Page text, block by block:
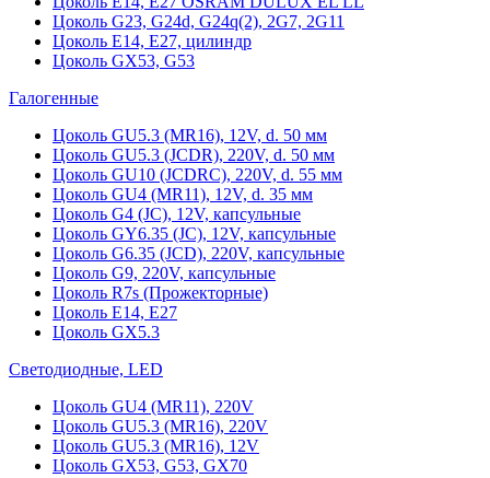
Цоколь G23, G24d, G24q(2), 2G7, 2G11
Цоколь Е14, Е27, цилиндр
Цоколь GX53, G53
Галогенные
Цоколь GU5.3 (MR16), 12V, d. 50 мм
Цоколь GU5.3 (JCDR), 220V, d. 50 мм
Цоколь GU10 (JCDRC), 220V, d. 55 мм
Цоколь GU4 (MR11), 12V, d. 35 мм
Цоколь G4 (JC), 12V, капсульные
Цоколь GY6.35 (JC), 12V, капсульные
Цоколь G6.35 (JCD), 220V, капсульные
Цоколь G9, 220V, капсульные
Цоколь R7s (Прожекторные)
Цоколь E14, E27
Цоколь GX5.3
Светодиодные, LED
Цоколь GU4 (MR11), 220V
Цоколь GU5.3 (MR16), 220V
Цоколь GU5.3 (MR16), 12V
Цоколь GX53, G53, GX70